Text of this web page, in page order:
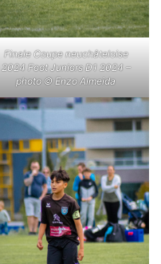
Finale Coupe neuchâteloise
2024 Foot Juniors D1 2024 –
photo © Enzo Almeida